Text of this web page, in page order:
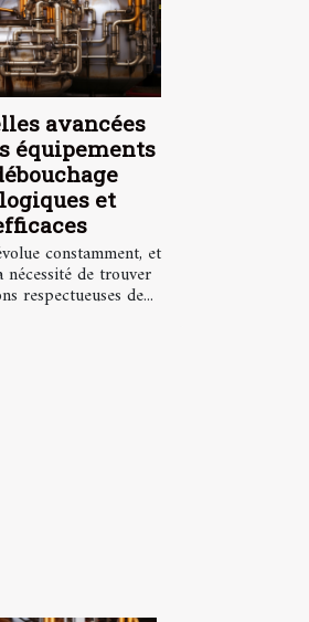
avancées
équipements
et
constamment, et
nécessité de trouver
respectueuses de...